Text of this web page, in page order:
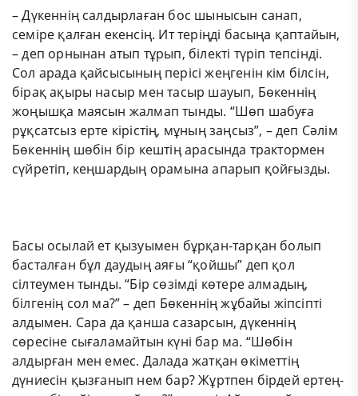
– Дүкеннің салдырлаған бос шынысын санап,
семіре қалған екенсің. Ит теріңді басыңа қаптайын,
– деп орнынан атып тұрып, білекті түріп тепсінді.
Сол арада қайсысының перісі жеңгенін кім білсін,
бірақ ақыры насыр мен тасыр шауып, Бөкеннің
жоңышқа маясын жалмап тынды. “Шөп шабуға
рұқсатсыз ерте кірістің, мұның заңсыз”, – деп Сәлім
Бөкеннің шөбін бір кештің арасында трактормен
сүйретіп, кеңшардың орамына апарып қойғызды.
Басы осылай ет қызуымен бұрқан-тарқан болып
басталған бұл даудың аяғы “қойшы” деп қол
сілтеумен тынды. “Бір сөзімді көтере алмадың,
білгенің сол ма?” – деп Бөкеннің жұбайы жіпсіпті
алдымен. Сара да қанша сазарсын, дүкеннің
сөресіне сығаламайтын күні бар ма. “Шөбін
алдырған мен емес. Далада жатқан өкіметтің
дүниесін қызғанып нем бар? Жұртпен бірдей ертең-